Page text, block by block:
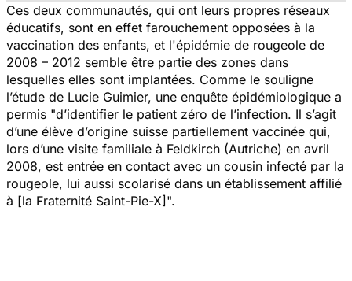
Ces deux communautés, qui ont leurs propres réseaux
éducatifs, sont en effet farouchement opposées à la
vaccination des enfants, et l'épidémie de rougeole de
2008 – 2012 semble être partie des zones dans
lesquelles elles sont implantées. Comme le souligne
l’étude de Lucie Guimier, une enquête épidémiologique a
permis "d’identifier le patient zéro de l’infection. Il s’agit
d’une élève d’origine suisse partiellement vaccinée qui,
lors d’une visite familiale à Feldkirch (Autriche) en avril
2008, est entrée en contact avec un cousin infecté par la
rougeole, lui aussi scolarisé dans un établissement affilié
à [la Fraternité Saint-Pie-X]".